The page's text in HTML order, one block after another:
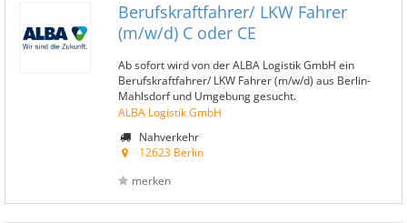
Berufskraftfahrer/ LKW Fahrer
(m/w/d) C oder CE
Ab sofort wird von der ALBA Logistik GmbH ein
Berufskraftfahrer/ LKW Fahrer (m/w/d) aus Berlin-
Mahlsdorf und Umgebung gesucht.
ALBA Logistik GmbH
Nahverkehr
12623 Berlin
merken